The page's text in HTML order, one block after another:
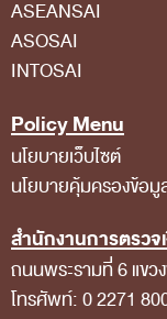
รายงานผลการดำเนิ
แผน/ผลการปฏิบัติง
แผนพัฒนาทรัพยา
รายงานการรับทรัพ
ธรรมจรรยา
รายงานของผู้สอบบัญ
รายงานผลตามนโย
ASEANSAI
ASOSAI
INTOSAI
Policy Menu
นโยบายเว็บไซต์
นโยบายคุ้มครองข้อ
สำนักงานการตรวจ
ถนนพระรามที่ 6 แข
โทรศัพท์: 0 2271